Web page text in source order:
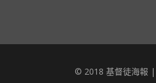
© 2018 基督徒海報 |